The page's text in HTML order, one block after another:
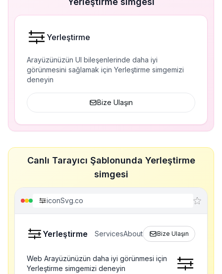
Yerleştirme
Arayüzünüzün UI bileşenlerinde daha iyi
görünmesini sağlamak için Yerleştirme simgemizi
deneyin
Bize Ulaşın
Canlı Tarayıcı Şablonunda Yerleştirme
simgesi
iconSvg.co
Yerleştirme ServicesAbout Bize Ulaşın
Web Arayüzünüzün daha iyi görünmesi için
Yerleştirme simgemizi deneyin